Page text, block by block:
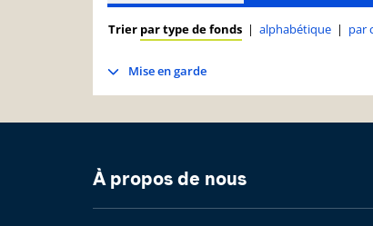
Trier par type de fonds | alphabétique | par
Mise en garde
À propos de nous